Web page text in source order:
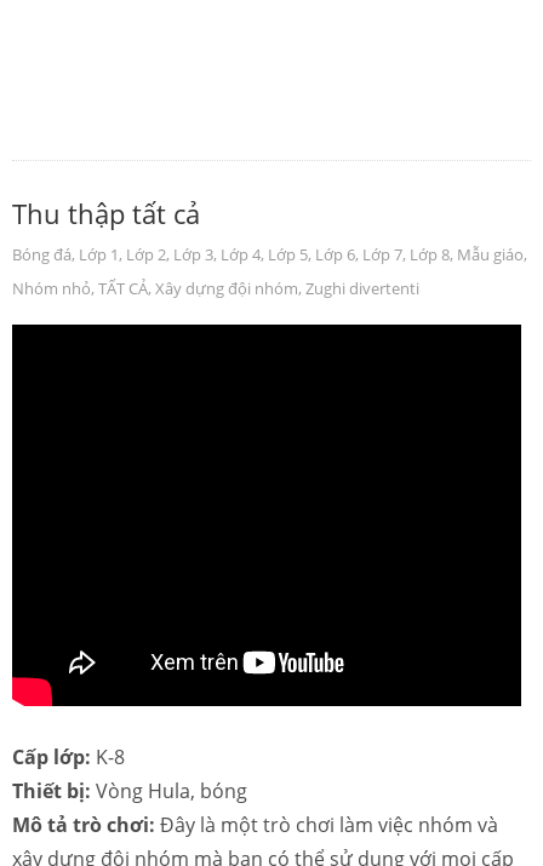
Thu thập tất cả
Bóng đá, Lớp 1, Lớp 2, Lớp 3, Lớp 4, Lớp 5, Lớp 6, Lớp 7, Lớp 8, Mẫu giáo,
Nhóm nhỏ, TẤT CẢ, Xây dựng đội nhóm, Zughi divertenti
Cấp lớp: K-8
Thiết bị: Vòng Hula, bóng
Mô tả trò chơi: Đây là một trò chơi làm việc nhóm và
xây dựng đội nhóm mà bạn có thể sử dụng với mọi cấp